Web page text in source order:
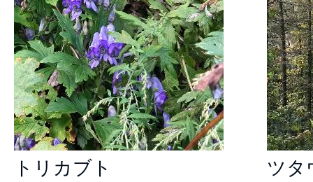
トリカブト ツタ